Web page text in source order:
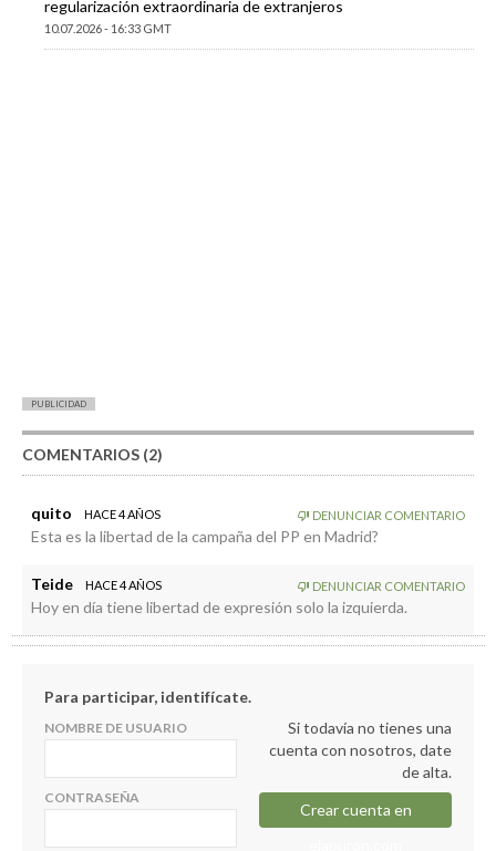
regularización extraordinaria de extranjeros
10.07.2026 - 16:33 GMT
PUBLICIDAD
COMENTARIOS (2)
quito HACE 4 AÑOS DENUNCIAR COMENTARIO
Esta es la libertad de la campaña del PP en Madrid?
Teide HACE 4 AÑOS DENUNCIAR COMENTARIO
Hoy en día tiene libertad de expresión solo la izquierda.
Para participar, identifícate.
NOMBRE DE USUARIO
CONTRASEÑA
Si todavía no tienes una
cuenta con nosotros, date
de alta.
Crear cuenta en